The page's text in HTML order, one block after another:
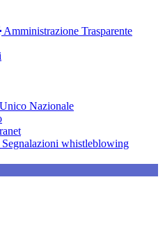
Amministrazione Trasparente
Nazionale
Segnalazioni whistleblowing